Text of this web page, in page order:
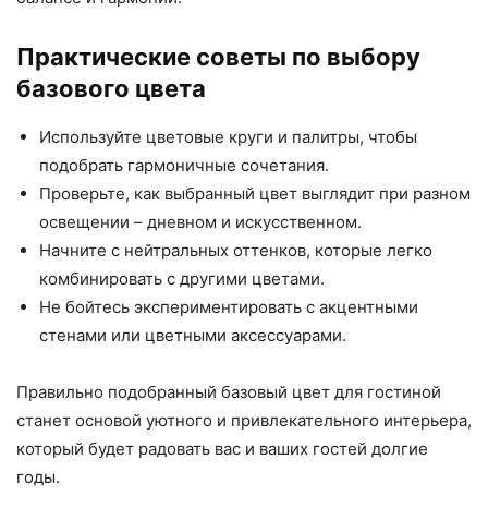
Практические советы по выбору
базового цвета
Используйте цветовые круги и палитры, чтобы
подобрать гармоничные сочетания.
Проверьте, как выбранный цвет выглядит при разном
освещении – дневном и искусственном.
Начните с нейтральных оттенков, которые легко
комбинировать с другими цветами.
Не бойтесь экспериментировать с акцентными
стенами или цветными аксессуарами.
Правильно подобранный базовый цвет для гостиной
станет основой уютного и привлекательного интерьера,
который будет радовать вас и ваших гостей долгие
годы.